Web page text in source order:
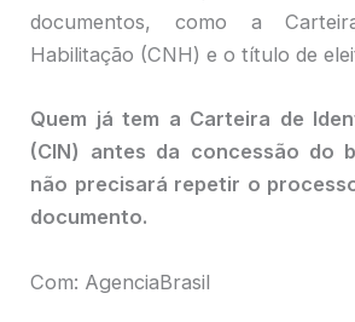
documentos, como a
Habilitação (CNH) e o título de
Quem já tem a Carteira de
(CIN) antes da concessão do
não precisará repetir o
documento.
Com: AgenciaBrasil